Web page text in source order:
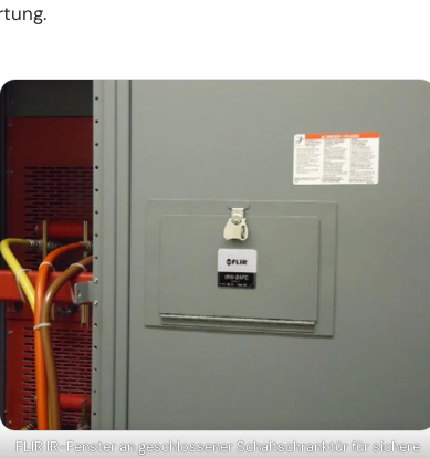
FLIR IR-Fenster an geschlossener Schaltschranktür für sichere